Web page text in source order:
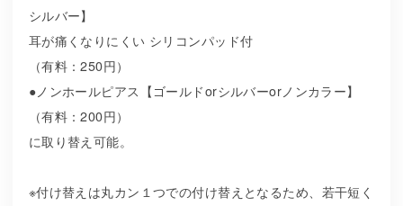
シルバー】
耳が痛くなりにくい シリコンパッド付
（有料：250円）
●ノンホールピアス【ゴールドorシルバーorノンカラー】
（有料：200円）
に取り替え可能。
※付け替えは丸カン１つでの付け替えとなるため、若干短く